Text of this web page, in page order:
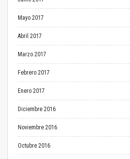
Mayo 2017
Abril 2017
Marzo 2017
Febrero 2017
Enero 2017
Diciembre 2016
Noviembre 2016
Octubre 2016